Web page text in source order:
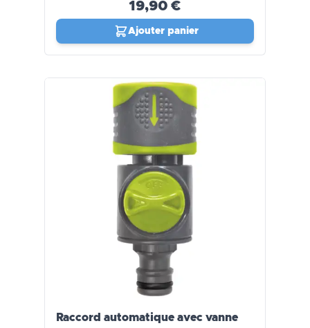
19,90 €
Ajouter panier
Raccord automatique avec vanne